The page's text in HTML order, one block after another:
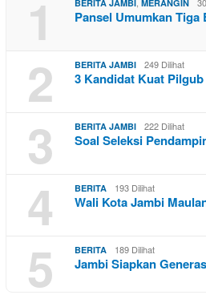
1 BERITA JAMBI , MERANGIN
Pansel Umumkan
2 BERITA JAMBI 249 Dilihat
3 Kandidat Kuat
3 BERITA JAMBI 222 Dilihat
Soal Seleksi
4 BERITA 193 Dilihat
Wali Kota Jambi
5 BERITA 189 Dilihat
Jambi Siapkan